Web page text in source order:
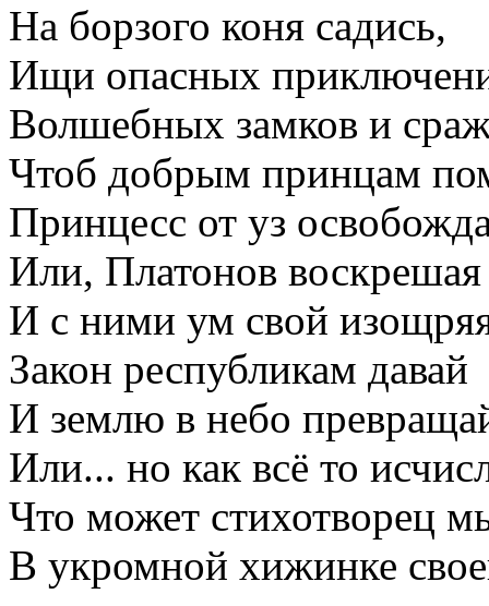
На борзого коня садись,
Ищи опасных
Волшебных замков и
Чтоб добрым принцам
Принцесс от уз
Или, Платонов воскрешая
И с ними ум свой
Закон республикам давай
И землю в небо
Или... но как всё то
Что может стихотворец
В укромной хижинке